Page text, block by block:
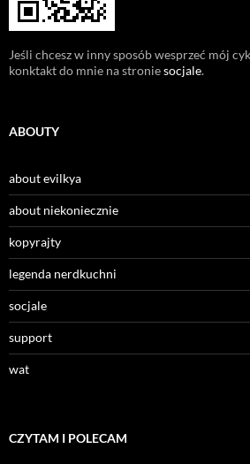
Jeśli chcesz w inny sposób wesprzeć mój
konktakt do mnie na stroniesocjale.
ABOUTY
about evilkya
about niekoniecznie
kopyrajty
legenda nerdkuchni
socjale
support
wat
CZYTAM I POLECAM